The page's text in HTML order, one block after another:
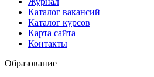
Каталог вакансий
Каталог курсов
Карта сайта
Контакты
Образование